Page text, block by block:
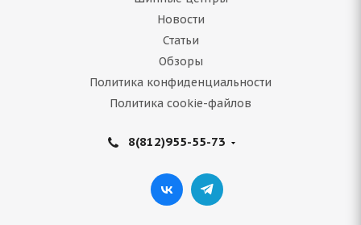
Новости
Статьи
Обзоры
Политика конфиденциальности
Политика cookie-файлов
8(812)955-55-73